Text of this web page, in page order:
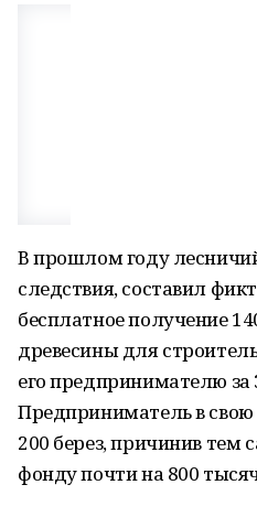
В прошлом году
следствия, составил
бесплатное получение
древесины для
его предпринимателю за
Предприниматель в
200 берез, причинив
фонду почти на 800